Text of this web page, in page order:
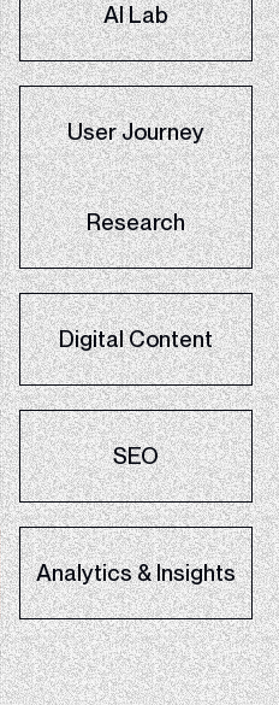
AI Lab
User Journey
Research
Digital Content
SEO
Analytics & Insights